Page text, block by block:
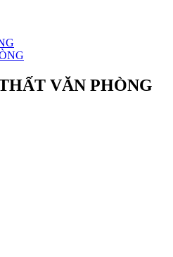
VĂN PHÒNG